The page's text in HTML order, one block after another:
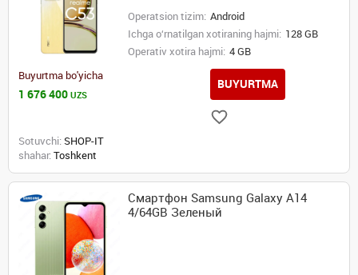
Operatsion tizim: Android
Ichga o‘rnatilgan xotiraning hajmi: 128 GB
Operativ xotira hajmi: 4 GB
Buyurtma bo'yicha
1 676 400 UZS
BUYURTMA
Sotuvchi: SHOP-IT
shahar: Toshkent
Смартфон Samsung Galaxy A14
4/64GB Зеленый